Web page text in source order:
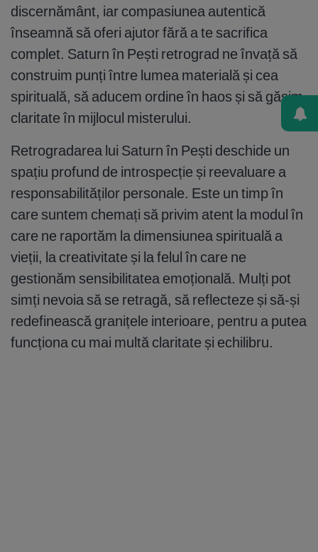
discernământ, iar compasiunea autentică
înseamnă să oferi ajutor fără a te sacrifica
complet. Saturn în Pești retrograd ne învață să
construim punți între lumea materială și cea
spirituală, să aducem ordine în haos și să găsim
claritate în mijlocul misterului.
Retrogradarea lui Saturn în Pești deschide un
spațiu profund de introspecție și reevaluare a
responsabilităților personale. Este un timp în
care suntem chemați să privim atent la modul în
care ne raportăm la dimensiunea spirituală a
vieții, la creativitate și la felul în care ne
gestionăm sensibilitatea emoțională. Mulți pot
simți nevoia să se retragă, să reflecteze și să-și
redefinească granițele interioare, pentru a putea
funcționa cu mai multă claritate și echilibru.